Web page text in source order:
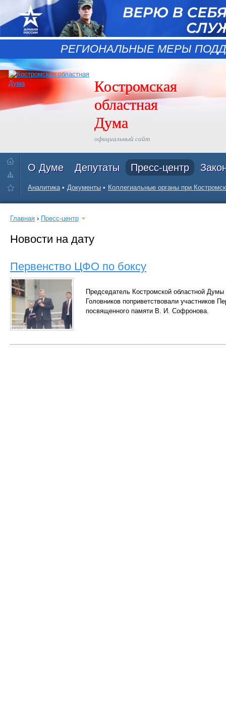
РЕГИОНАЛЬНЫЕ МЕРЫ
Костромская
областная
Дума
официальный сайт
О Думе Депутаты Пресс-центр
Аналитика Документы Коллегиальные органы при
Главная › Пресс-центр
Новости на дату
Первенство ЦФО по боксу
Председатель Костромской областной
Головников поприветствовали участников
посвященного памяти В. И. Софронова.